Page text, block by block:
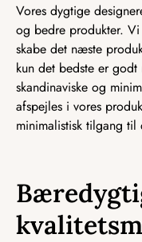
Vores dygtige
og bedre produkter.
skabe det næste
kun det bedste er
skandinaviske og
afspejles i vores
minimalistisk tilgang til